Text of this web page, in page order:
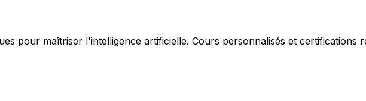
pour maîtriser l'intelligence artificielle. Cours personnalisés et certifications